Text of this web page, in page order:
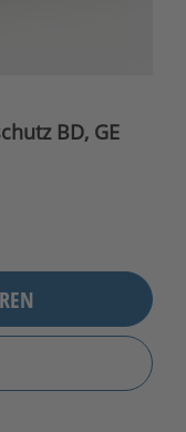
BD, GE